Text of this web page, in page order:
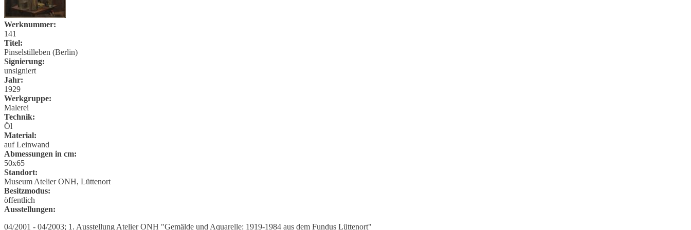
Werknummer:
141
Titel:
Pinselstilleben (Berlin)
Signierung:
unsigniert
Jahr:
1929
Werkgruppe:
Malerei
Technik:
Öl
Material:
auf Leinwand
Abmessungen in cm:
50x65
Standort:
Museum Atelier ONH, Lüttenort
Besitzmodus:
öffentlich
Ausstellungen:
04/2001 - 04/2003; 1. Ausstellung Atelier ONH "Gemälde und Aquarelle: 1919-1984 aus dem Fundus Lüttenort"